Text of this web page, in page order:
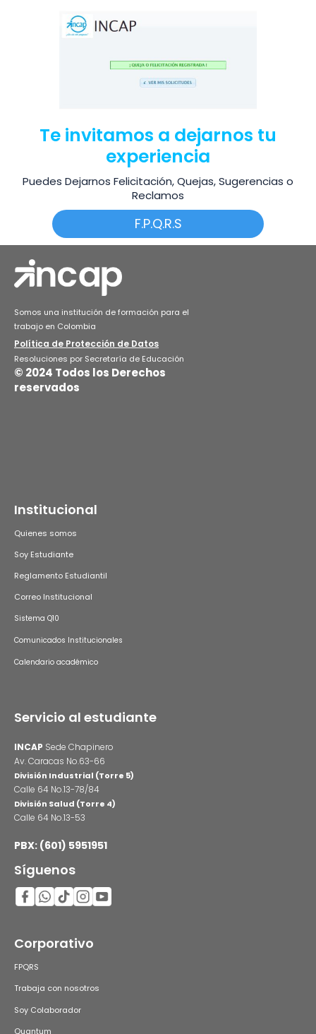
Te invitamos a dejarnos tu
experiencia
Puedes Dejarnos Felicitación, Quejas, Sugerencias o
Reclamos
F.P.Q.R.S
Somos una institución de formación para el
trabajo en Colombia
Política de Protección de Datos
Resoluciones por Secretaría de Educación
© 2024 Todos los Derechos
reservados
Institucional
Quienes somos
Soy Estudiante
Reglamento Estudiantil
Correo Institucional
Sistema Q10
Comunicados Institucionales
Calendario académico
Servicio al estudiante
INCAP Sede Chapinero
Av. Caracas No.63-66
División Industrial (Torre 5)
Calle 64 No.13-78/84
División Salud (Torre 4)
Calle 64 No.13-53
PBX: (601) 5951951
Síguenos
Corporativo
FPQRS
Trabaja con nosotros
Soy Colaborador
Quantum